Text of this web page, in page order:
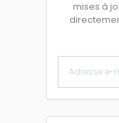
mises à